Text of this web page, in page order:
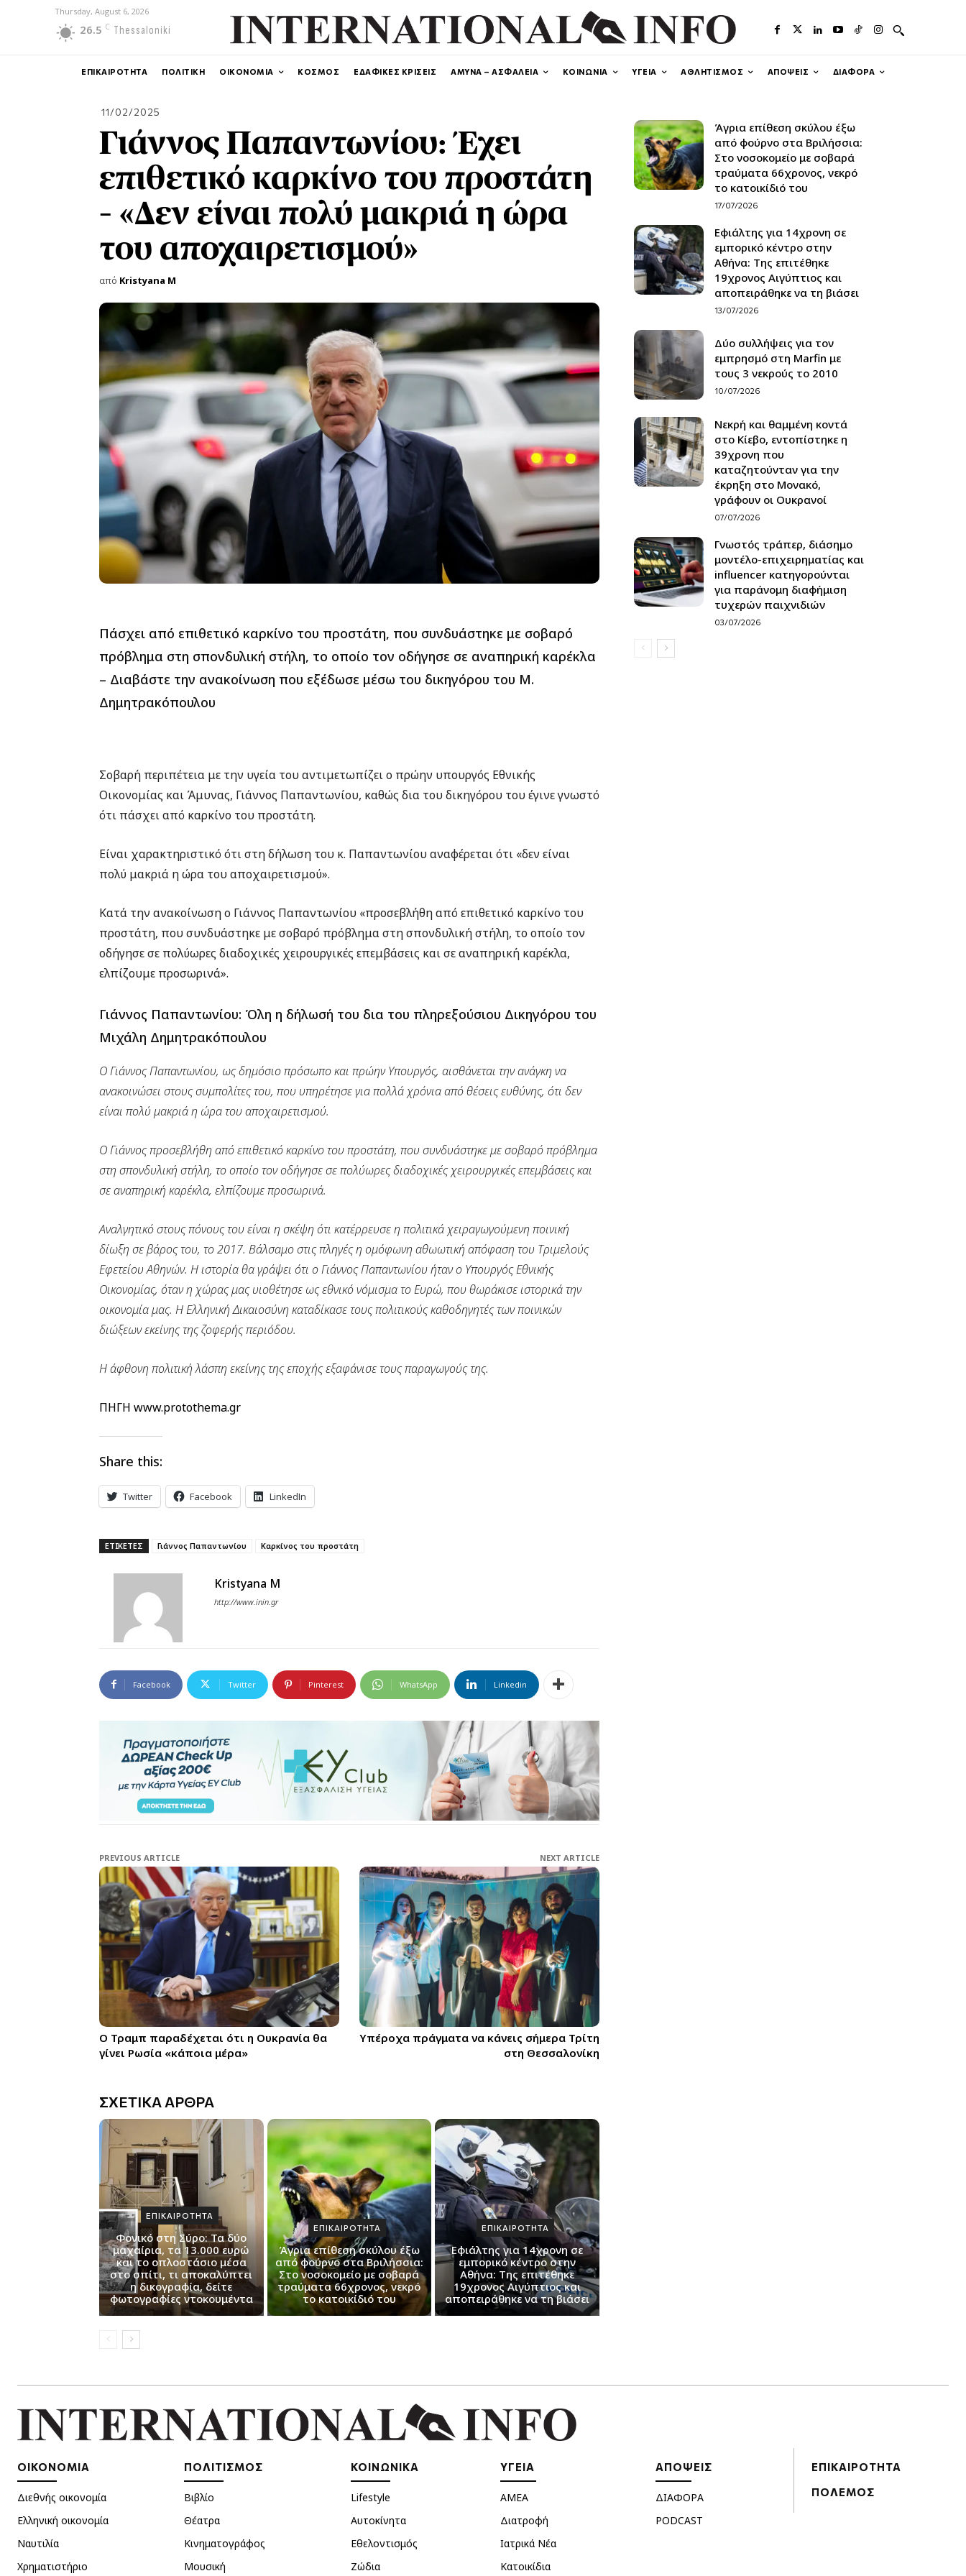
Thursday, August 6, 2026
26.5 C Thessaloniki
ΕΠΙΚΑΙΡΟΤΗΤΑ ΠΟΛΙΤΙΚΗ ΟΙΚΟΝΟΜΙΑ ΚΟΣΜΟΣ ΕΔΑΦΙΚΕΣ ΚΡΙΣΕΙΣ ΑΜΥΝΑ – ΑΣΦΑΛΕΙΑ ΚΟΙΝΩΝΙΑ ΥΓΕΙΑ ΑΘΛΗΤΙΣΜΟΣ ΑΠΟΨΕΙΣ ΔΙΑΦΟΡΑ
11/02/2025
Γιάννος Παπαντωνίου: Έχει
επιθετικό καρκίνο του προστάτη
– «Δεν είναι πολύ μακριά η ώρα
του αποχαιρετισμού»
από Kristyana M
Πάσχει από επιθετικό καρκίνο του προστάτη, που συνδυάστηκε με σοβαρό
πρόβλημα στη σπονδυλική στήλη, το οποίο τον οδήγησε σε αναπηρική καρέκλα
– Διαβάστε την ανακοίνωση που εξέδωσε μέσω του δικηγόρου του Μ.
Δημητρακόπουλου
Σοβαρή περιπέτεια με την υγεία του αντιμετωπίζει ο πρώην υπουργός Εθνικής
Οικονομίας και Άμυνας, Γιάννος Παπαντωνίου, καθώς δια του δικηγόρου του έγινε γνωστό
ότι πάσχει από καρκίνο του προστάτη.
Είναι χαρακτηριστικό ότι στη δήλωση του κ. Παπαντωνίου αναφέρεται ότι «δεν είναι
πολύ μακριά η ώρα του αποχαιρετισμού».
Κατά την ανακοίνωση ο Γιάννος Παπαντωνίου «προσεβλήθη από επιθετικό καρκίνο του
προστάτη, που συνδυάστηκε με σοβαρό πρόβλημα στη σπονδυλική στήλη, το οποίο τον
οδήγησε σε πολύωρες διαδοχικές χειρουργικές επεμβάσεις και σε αναπηρική καρέκλα,
ελπίζουμε προσωρινά».
Γιάννος Παπαντωνίου: Όλη η δήλωσή του δια του πληρεξούσιου Δικηγόρου του
Μιχάλη Δημητρακόπουλου
Ο Γιάννος Παπαντωνίου, ως δημόσιο πρόσωπο και πρώην Υπουργός, αισθάνεται την ανάγκη να
ανακοινώσει στους συμπολίτες του, που υπηρέτησε για πολλά χρόνια από θέσεις ευθύνης, ότι δεν
είναι πολύ μακριά η ώρα του αποχαιρετισμού.
Ο Γιάννος προσεβλήθη από επιθετικό καρκίνο του προστάτη, που συνδυάστηκε με σοβαρό πρόβλημα
στη σπονδυλική στήλη, το οποίο τον οδήγησε σε πολύωρες διαδοχικές χειρουργικές επεμβάσεις και
σε αναπηρική καρέκλα, ελπίζουμε προσωρινά.
Αναλγητικό στους πόνους του είναι η σκέψη ότι κατέρρευσε η πολιτικά χειραγωγούμενη ποινική
δίωξη σε βάρος του, το 2017. Βάλσαμο στις πληγές η ομόφωνη αθωωτική απόφαση του Τριμελούς
Εφετείου Αθηνών. Η ιστορία θα γράψει ότι ο Γιάννος Παπαντωνίου ήταν ο Υπουργός Εθνικής
Οικονομίας, όταν η χώρας μας υιοθέτησε ως εθνικό νόμισμα το Ευρώ, που θωράκισε ιστορικά την
οικονομία μας. Η Ελληνική Δικαιοσύνη καταδίκασε τους πολιτικούς καθοδηγητές των ποινικών
διώξεων εκείνης της ζοφερής περιόδου.
Η άφθονη πολιτική λάσπη εκείνης της εποχής εξαφάνισε τους παραγωγούς της.
ΠΗΓΗ www.protothema.gr
Share this:
Twitter Facebook LinkedIn
ΕΤΙΚΕΤΕΣ Γιάννος Παπαντωνίου Καρκίνος του προστάτη
Kristyana M
http://www.inin.gr
Facebook Twitter Pinterest WhatsApp Linkedin
PREVIOUS ARTICLE
Ο Τραμπ παραδέχεται ότι η Ουκρανία θα
γίνει Ρωσία «κάποια μέρα»
NEXT ARTICLE
Yπέροχα πράγματα να κάνεις σήμερα Τρίτη
στη Θεσσαλονίκη
ΣΧΕΤΙΚΑ ΑΡΘΡΑ
ΕΠΙΚΑΙΡΟΤΗΤΑ
Φονικό στη Σύρο: Τα δύο
μαχαίρια, τα 13.000 ευρώ
και το οπλοστάσιο μέσα
στο σπίτι, τι αποκαλύπτει
η δικογραφία, δείτε
φωτογραφίες ντοκουμέντα
ΕΠΙΚΑΙΡΟΤΗΤΑ
Άγρια επίθεση σκύλου έξω
από φούρνο στα Βριλήσσια:
Στο νοσοκομείο με σοβαρά
τραύματα 66χρονος, νεκρό
το κατοικίδιό του
ΕΠΙΚΑΙΡΟΤΗΤΑ
Εφιάλτης για 14χρονη σε
εμπορικό κέντρο στην
Αθήνα: Της επιτέθηκε
19χρονος Αιγύπτιος και
αποπειράθηκε να τη βιάσει
Άγρια επίθεση σκύλου έξω
από φούρνο στα Βριλήσσια:
Στο νοσοκομείο με σοβαρά
τραύματα 66χρονος, νεκρό
το κατοικίδιό του
17/07/2026
Εφιάλτης για 14χρονη σε
εμπορικό κέντρο στην
Αθήνα: Της επιτέθηκε
19χρονος Αιγύπτιος και
αποπειράθηκε να τη βιάσει
13/07/2026
Δύο συλλήψεις για τον
εμπρησμό στη Marfin με
τους 3 νεκρούς το 2010
10/07/2026
Νεκρή και θαμμένη κοντά
στο Κίεβο, εντοπίστηκε η
39χρονη που
καταζητούνταν για την
έκρηξη στο Μονακό,
γράφουν οι Ουκρανοί
07/07/2026
Γνωστός τράπερ, διάσημο
μοντέλο-επιχειρηματίας και
influencer κατηγορούνται
για παράνομη διαφήμιση
τυχερών παιχνιδιών
03/07/2026
ΟΙΚΟΝΟΜΙΑ
Διεθνής οικονομία
Ελληνική οικονομία
Ναυτιλία
Χρηματιστήριο
ΠΟΛΙΤΙΣΜΟΣ
Βιβλίο
Θέατρα
Κινηματογράφος
Μουσική
ΚΟΙΝΩΝΙΚΑ
Lifestyle
Αυτοκίνητα
Εθελοντισμός
Ζώδια
ΥΓΕΙΑ
ΑΜΕΑ
Διατροφή
Ιατρικά Νέα
Κατοικίδια
ΑΠΟΨΕΙΣ
ΔΙΑΦΟΡΑ
PODCAST
ΕΠΙΚΑΙΡΟΤΗΤΑ
ΠΟΛΕΜΟΣ